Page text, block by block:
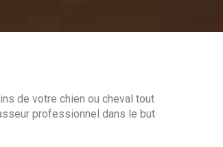
de votre chien ou cheval tout
professionnel dans le but